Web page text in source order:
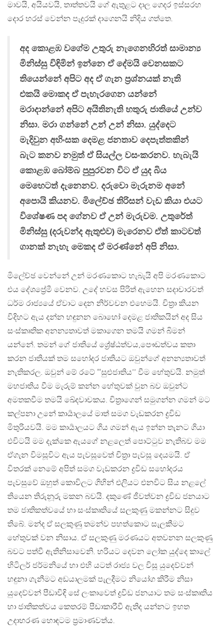
මාවයි, අයියවයි, තාත්තවයි ගේ ඇතුළට දාල ගෙදර ඉස්සරහ
දොර හරස් වෙන්න පැදුරක් දාගෙනයි නිදිය ගත්තෙ.
අද කොළඹ වගේම උතුරු නැගෙනහිරත් සාමාන්‍ය
මිනිස්සු විඳිමින් ඉන්නෙ ඒ දේමයි වෙනසකට
තියෙන්නේ අපිට අද ඒ ගැන ප්‍රශ්නයක් නැති
එකයි මොකද ඒ පැහැරගෙන යන්නේ
මරාදාන්නේ අපිට අයිතිනැති හතුරු ජාතියේ උන්ව
නිසා. මරා ගන්නේ උන් උන් නිසා. යුද්දෙට
මැදිවුන අහිංසක දෙමළ ජනතාව දෙපැත්තකින්
බැට කනව නමුත් ඒ සියල්ල වසංකරනව. හැබැයි
කොළඹ බෝම්බ පුපුරවන විට ඒ යුද බිය
මෙහෙටත් දැනෙනව. දරුවො මැරුනම අනේ
අපොයි කියනව. මිලේච්ඡ තිරිසන් වැඩ කියා එයට
විශේෂණ පද ගේනව ඒ උන් මැරුවම. උතුරේත්
මිනිස්සු (දරුවන්ද ඇතුළුව) මැරෙනව ඒත් කාටවත්
ගානක් නැහැ මෙකද ඒ මරණ්නේ අපි නිසා.
මිලේච්ඡ වෙන්නේ උන් මරණකොට හැබැයි අපි මරණකොට
එය දේශප්‍රේමී වෙනව. උදේ හවස පිරිත් ඇහෙන සදාචාරවත්
ධර්ම රාජ්‍යයේ ඒවාට දෙන නිර්වචන එහෙමයි. චිත්‍රා කියන
විදිහට ඇය දන්න හඳුනන බොහෝ දෙමළ ජාතිකයින් අද සිය
සංස්කෘතික අනන්‍යතාවත් මකාගෙන තමයි ගමන් බිමන්
යන්නේ. තමන් ගේ ජාතියේ ශ්‍රේෂ්ඨත්වය,පෞඩත්වය කතා
කරන ජාතියක් තම සහෝදර ජාතියට ඔවුන්ගේ අනන්‍යතාවත්
නැතිකරල. ඔවුන් මේ රටේ ‛‛සුළුජාතිය’’ වීම හේතුවයි. නමුත්
මහජාතිය වීම මැරුම් කන්න හේතුවක් වුන බව ඔවුන්ට
අමතකවීම තමයි ඛේදවාචකය. චිත්‍රාගෙන් සමුගන්න ගමන් මට
කල්පනා උනේ කාර්‍යාලයේ මාත් සමග වැඩකරන ද්‍රවිඩ
මිතුරියවයි. මම කාර්‍යාලයට ගිය ගමන් ඇය ඉන්න තැනට ගියා
එවිටයි මම දැක්කෙ ඇයගේ නළලෙත් පොට්ටුව නැතිබව මම
ඒගැන විමසූවිට ඇය පැවසූවෙත් චිත්‍රා පැවසූ දෙයමයි. ඒ
විතරක් නෙමේ අපිත් සමග වැඩකරන ද්‍රවිඩ සහෝදරය
පැවසුවේ ඔහුත් කොවිලට ගිහින් එලියට එනවිට සිය නළලේ
තියෙන තිරුනූරු මකන බවයි. දකුණේ ජීවත්වන ද්‍රවිඩ ජනයාට
තම ජාතිකත්වයේ හා සංස්කෘතියේ සලකුණු මකන්නට සිදුව
තිබේ. මන්ද ඒ සලකුණු තමන්ව පහත්කොට සැලකීමට
හේතුවක් වන නිසාය. ඒ සලකුණු මරණයට අතවනන සලකුණු
බවට පත්වී ඇතිනිසාවෙනි. හරියට දෙවන ලෝක යුද්දෙ කාලේ
හිටිලර් ජර්මනියේ හා එහි යටත් රාජ්‍ය වල විසූ යුදෙව්වන්
හඳුනා ගැනීමට අඩයාලමක් පැලදීමට නියෝග කිරීම නිසා
යුදෙව්වන් පීඩාවිඳි සේ ලංකාවෙත් ද්‍රවිඩ ජනයාට තම සංස්කෘතිය
හා ජාතිකත්වය කෙතරම් පීඩාකාරීවී ඇතිද යන්නට ඉහත
උදාහරණ හොඳටම ප්‍රමාණවත්ය.